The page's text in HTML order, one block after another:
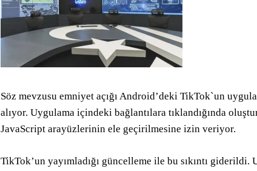
Söz mevzusu emniyet açığı Android’deki TikTok`un
alıyor. Uygulama içindeki bağlantılara tıklandığında
JavaScript arayüzlerinin ele geçirilmesine izin veriyor.
TikTok’un yayımladığı güncelleme ile bu sıkıntı